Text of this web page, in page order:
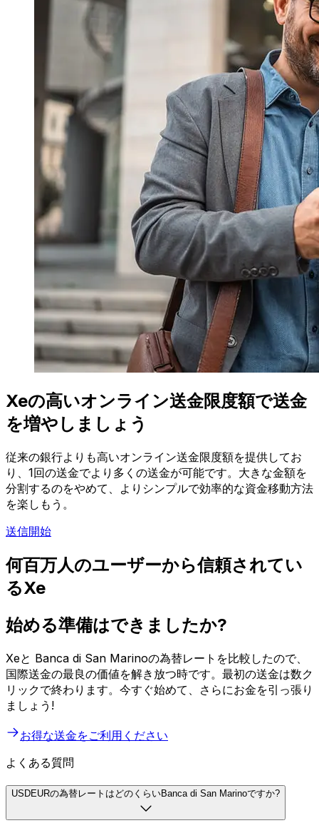
Xeの高いオンライン送金限度額で送金
を増やしましょう
従来の銀行よりも高いオンライン送金限度額を提供してお
り、1回の送金でより多くの送金が可能です。大きな金額を
分割するのをやめて、よりシンプルで効率的な資金移動方法
を楽しもう。
送信開始
何百万人のユーザーから信頼されてい
るXe
始める準備はできましたか?
Xeと Banca di San Marinoの為替レートを比較したので、
国際送金の最良の価値を解き放つ時です。最初の送金は数ク
リックで終わります。今すぐ始めて、さらにお金を引っ張り
ましょう!
お得な送金をご利用ください
よくある質問
USDEURの為替レートはどのくらいBanca di San Marinoですか?